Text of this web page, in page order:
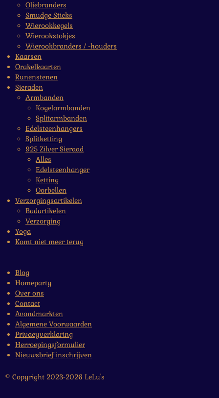
Oliebranders
Smudge Sticks
Wierookkegels
Wierookstokjes
Wierookbranders / -houders
Kaarsen
Orakelkaarten
Runenstenen
Sieraden
Armbanden
Kogelarmbanden
Splitarmbanden
Edelsteenhangers
Splitketting
925 Zilver Sieraad
Alles
Edelsteenhanger
Ketting
Oorbellen
Verzorgingsartikelen
Badartikelen
Verzorging
Yoga
Komt niet meer terug
Blog
Homeparty
Over ons
Contact
Avondmarkten
Algemene Voorwaarden
Privacyverklaring
Herroepingsformulier
Nieuwsbrief inschrijven
© Copyright 2023-2026 LeLu's